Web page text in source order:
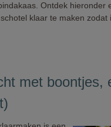
Ontdek hieronder
klaar te maken zodat
met boontjes,